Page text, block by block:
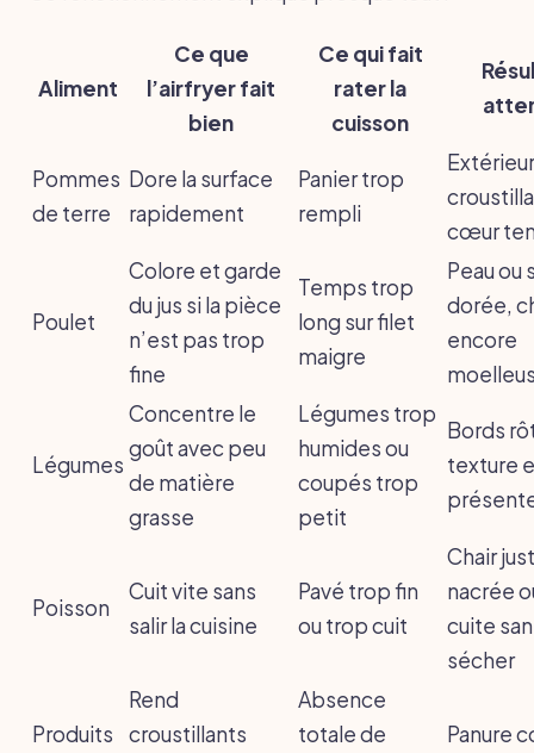
Aliment
Ce que
l’airfryer fait
bien
Ce qui fait
rater la
cuisson
Pommes
de terre
Dore la surface
rapidement
Panier trop
rempli
Extérieur
cœur
Poulet
Colore et garde
du jus si la pièce
n’est pas trop
fine
Temps trop
long sur filet
maigre
Peau ou
dorée,
encore
Légumes
Concentre le
goût avec peu
de matière
grasse
Légumes trop
humides ou
coupés trop
petit
Bords
texture
Poisson
Cuit vite sans
salir la cuisine
Pavé trop fin
ou trop cuit
Chair
nacrée
cuite
sécher
Produits
Rend
croustillants
Absence
totale de
Panure